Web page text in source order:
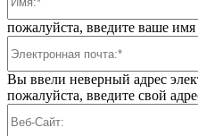
пожалуйста, введите ваше имя
Вы ввели неверный адрес
пожалуйста, введите свой